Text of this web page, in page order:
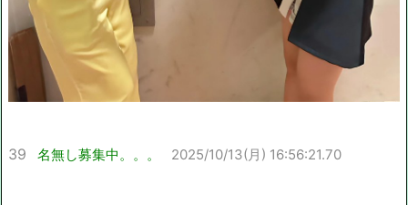
39 名無し募集中。。。 2025/10/13(月) 16:56:21.70